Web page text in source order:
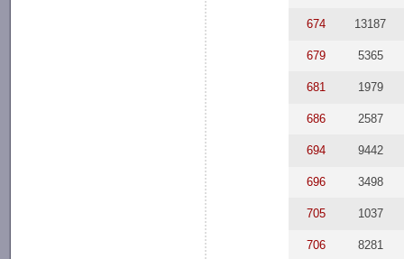
674 13187
679 5365
681 1979
686 2587
694 9442
696 3498
705 1037
706 8281